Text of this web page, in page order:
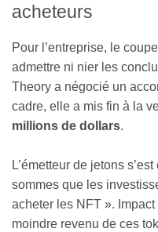
acheteurs
Pour l’entreprise, le
admettre ni nier les
Theory a négocié un
cadre, elle a mis fin à la
millions de dollars.
L’émetteur de jetons
sommes que les
acheter les NFT ».
moindre revenu de ces